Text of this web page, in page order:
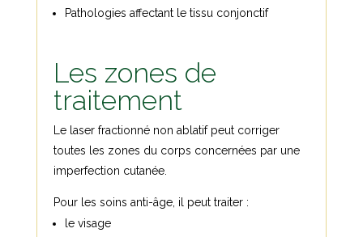
Pathologies affectant le tissu conjonctif
Les zones de
traitement
Le laser fractionné non ablatif peut corriger
toutes les zones du corps concernées par une
imperfection cutanée.
Pour les soins anti-âge, il peut traiter :
le visage